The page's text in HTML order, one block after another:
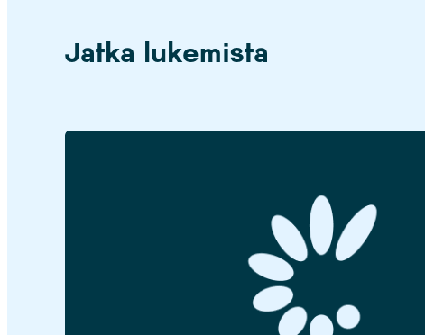
Jatka lukemista